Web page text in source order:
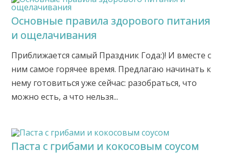
Основные правила здорового питания
и ощелачивания
Приближается самый Праздник Года:)! И вместе с
ним самое горячее время. Предлагаю начинать к
нему готовиться уже сейчас: разобраться, что
можно есть, а что нельзя...
Паста с грибами и кокосовым соусом